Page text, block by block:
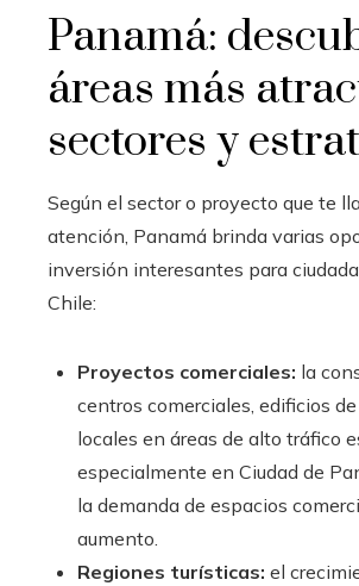
Panamá:
áreas más
sectores y
Según el sector o proyecto que te
atención, Panamá brinda varias
inversión interesantes para
Chile:
Proyectos comerciales: la
centros comerciales, edificios
locales en áreas de alto tráfico
especialmente en Ciudad de
la demanda de espacios
aumento.
Regiones turísticas: el